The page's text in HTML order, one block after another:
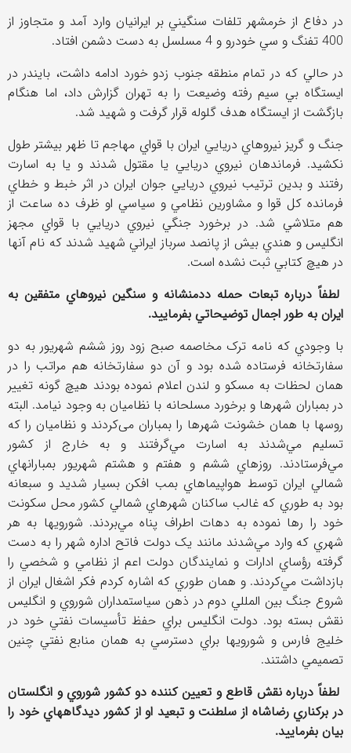
در دفاع از خرمشهر تلفات سنگيني بر ايرانيان وارد آمد و متجاوز از
400 تفنگ و سي خودرو و 4 مسلسل به دست دشمن افتاد.
در حالي که در تمام منطقه جنوب زدو خورد ادامه داشت، بایندر در
ايستگاه بي سيم رفته وضيعت را به تهران گزارش داد، اما هنگام
بازگشت از ايستگاه هدف گلوله قرار گرفت و شهيد شد.
جنگ و گريز نيروهاي دريايي ايران با قواي مهاجم تا ظهر بيشتر طول
نکشيد. فرماندهان نيروي دريايي يا مقتول شدند و يا به اسارت
رفتند و بدين ترتيب نيروي دريايي جوان ايران در اثر خبط و خطاي
فرمانده کل قوا و مشاورين نظامي و سياسي او ظرف ده ساعت از
هم متلاشي شد. در برخورد جنگي نيروي دريايي با قواي مجهز
انگليس و هندي بیش از پانصد سرباز ايراني شهيد شدند که نام آنها
در هيچ کتابي ثبت نشده است.
لطفاً درباره تبعات حمله ددمنشانه و سنگين نيروهاي متفقين به
ايران به طور اجمال توضيحاتي بفرماييد.
با وجودي که نامه ترک مخاصمه صبح زود روز ششم شهريور به دو
سفارتخانه فرستاده شده بود و آن دو سفارتخانه هم مراتب را در
همان لحظات به مسکو و لندن اعلام نموده بودند هيچ گونه تغيير
در بمباران شهرها و برخورد مسلحانه با نظاميان به وجود نيامد. البته
روسها با همان خشونت شهرها را بمباران می‌کردند و نظاميان را که
تسليم مي‌شدند به اسارت مي‌گرفتند و به خارج از کشور
مي‌فرستادند. روزهاي ششم و هفتم و هشتم شهريور بمبارانهاي
شمالي ايران توسط هواپيماهاي بمب افکن بسيار شديد و سبعانه
بود به طوري که غالب ساکنان شهرهاي شمالي کشور محل سکونت
خود را رها نموده به دهات اطراف پناه مي‌بردند. شورويها به هر
شهري که وارد مي‌شدند مانند يک دولت فاتح اداره شهر را به دست
گرفته رؤساي ادارات و نمايندگان دولت اعم از نظامي و شخصي را
بازداشت مي‌کردند. و همان طوري که اشاره کردم فکر اشغال ايران از
شروع جنگ بين المللي دوم در ذهن سياستمداران شوروي و انگليس
نقش بسته بود. دولت انگليس براي حفظ تأسيسات نفتي خود در
خليج فارس و شورويها براي دسترسي به همان منابع نفتي چنين
تصميمي داشتند.
لطفاً درباره نقش قاطع و تعيين کننده دو کشور شوروي و انگلستان
در برکناري رضاشاه از سلطنت و تبعيد او از کشور ديدگاههاي خود را
بيان بفرماييد.